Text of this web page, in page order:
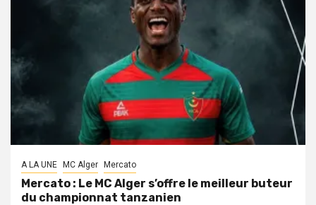
A LA UNE MC Alger Mercato
Mercato : Le MC Alger s’offre le meilleur buteur
du championnat tanzanien